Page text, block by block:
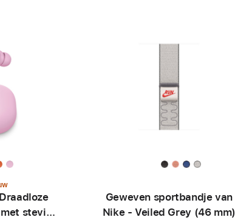
stevige
Geweven sportbandje van
Nike - Veiled Grey (46 mm)